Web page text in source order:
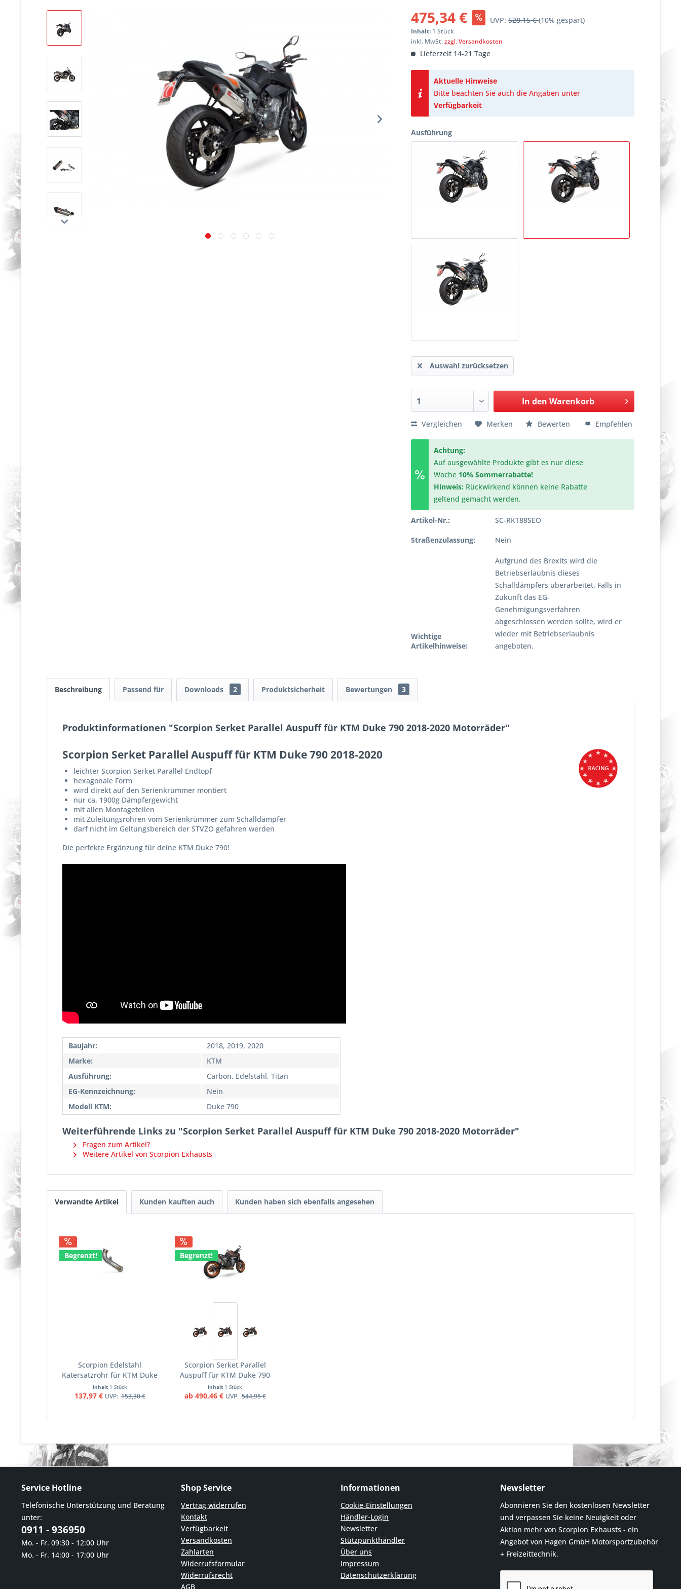
475,34 € UVP:528,15 €(10% gespart)
Inhalt: 1 Stück
inkl. MwSt.zzgl. Versandkosten
Lieferzeit 14-21 Tage
Aktuelle Hinweise
Bitte beachten Sie auch die Angaben unter
Verfügbarkeit
Ausführung
Auswahl zurücksetzen
In den Warenkorb
Vergleichen Merken Bewerten Empfehlen
Achtung:
Auf ausgewählte Produkte gibt es nur diese
Woche 10% Sommerrabatte!
Hinweis: Rückwirkend können keine Rabatte
geltend gemacht werden.
Artikel-Nr.: SC-RKT88SEO
Straßenzulassung: Nein
Wichtige
Artikelhinweise:
Aufgrund des Brexits wird die
Betriebserlaubnis dieses
Schalldämpfers überarbeitet. Falls in
Zukunft das EG-
Genehmigungsverfahren
abgeschlossen werden sollte, wird er
wieder mit Betriebserlaubnis
angeboten.
Beschreibung Passend für Downloads 2 Produktsicherheit Bewertungen 3
Produktinformationen "Scorpion Serket Parallel Auspuff für KTM Duke 790 2018-2020 Motorräder"
Scorpion Serket Parallel Auspuff für KTM Duke 790 2018-2020
leichter Scorpion Serket Parallel Endtopf
hexagonale Form
wird direkt auf den Serienkrümmer montiert
nur ca. 1900g Dämpfergewicht
mit allen Montageteilen
mit Zuleitungsrohren vom Serienkrümmer zum Schalldämpfer
darf nicht im Geltungsbereich der STVZO gefahren werden
Die perfekte Ergänzung für deine KTM Duke 790!
Baujahr:
2018, 2019, 2020
Marke:
KTM
Ausführung:
Carbon, Edelstahl, Titan
EG-Kennzeichnung:
Nein
Modell KTM:
Duke 790
Weiterführende Links zu "Scorpion Serket Parallel Auspuff für KTM Duke 790 2018-2020 Motorräder"
Fragen zum Artikel?
Weitere Artikel von Scorpion Exhausts
Verwandte Artikel Kunden kauften auch Kunden haben sich ebenfalls angesehen
Begrenzt!
Scorpion Edelstahl
Katersatzrohr für KTM Duke
790 18-23 und Duke 890 20-
22 Motorräder
Inhalt 1 Stück
137,97 € UVP: 153,30 €
Begrenzt!
Scorpion Serket Parallel
Auspuff für KTM Duke 790
2023 Motorräder
Inhalt 1 Stück
ab 490,46 € UVP: 544,95 €
Service Hotline
Telefonische Unterstützung und Beratung
unter:
0911 - 936950
Mo. - Fr. 09:30 - 12:00 Uhr
Mo. - Fr. 14:00 - 17:00 Uhr
Shop Service
Vertrag widerrufen
Kontakt
Verfügbarkeit
Versandkosten
Zahlarten
Widerrufsformular
Widerrufsrecht
AGB
Informationen
Cookie-Einstellungen
Händler-Login
Newsletter
Stützpunkthändler
Über uns
Impressum
Datenschutzerklärung
Newsletter
Abonnieren Sie den kostenlosen Newsletter
und verpassen Sie keine Neuigkeit oder
Aktion mehr von Scorpion Exhausts - ein
Angebot von Hagen GmbH Motorsportzubehör
+ Freizeittechnik.